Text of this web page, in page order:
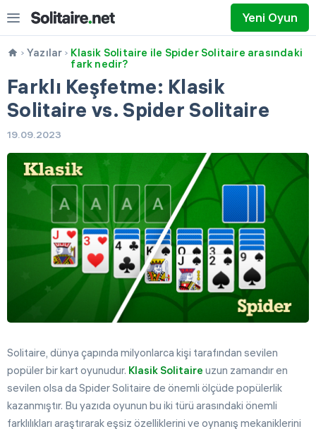
Yeni Oyun
1 Kart Çekme
3 Kart Çekme
Yazılar
Klasik Solitaire ile Spider Solitaire arasındaki
fark nedir?
Farklı Keşfetme: Klasik
Solitaire vs. Spider Solitaire
19.09.2023
Solitaire, dünya çapında milyonlarca kişi tarafından sevilen
popüler bir kart oyunudur. Klasik Solitaire uzun zamandır en
sevilen olsa da Spider Solitaire de önemli ölçüde popülerlik
kazanmıştır. Bu yazıda oyunun bu iki türü arasındaki önemli
farklılıkları araştırarak eşsiz özelliklerini ve oynanış mekaniklerini